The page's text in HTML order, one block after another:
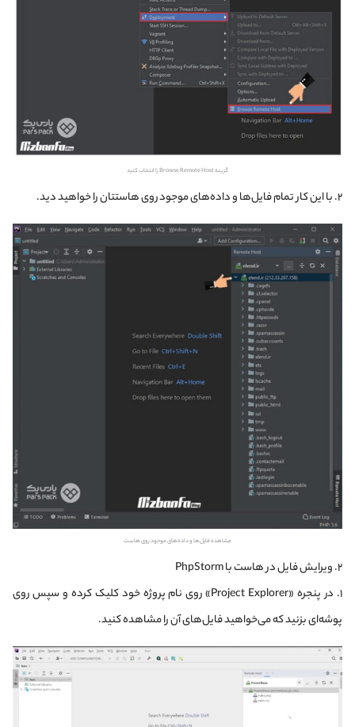
گزینه Browse Remote Host را انتخاب کنید
۲. با این کار تمام فایل‌ها و داده‌های موجود روی هاستتان را خواهید دید.
مشاهده فایل‌ها و داده‌های موجود روی هاست
۲. ویرایش فایل در هاست با PhpStorm
۱. در پنجره «Project Explorer» روی نام پروژه خود کلیک کرده و سپس روی
پوشه‌ای بزنید که می‌خواهید فایل‌های آن را مشاهده کنید.